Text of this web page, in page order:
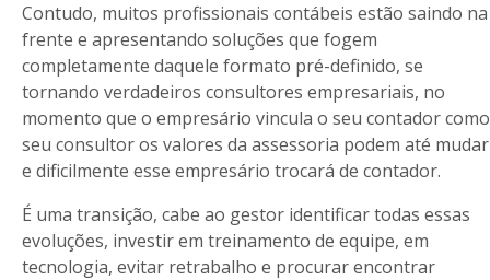
Contudo, muitos profissionais contábeis estão saindo na
frente e apresentando soluções que fogem
completamente daquele formato pré-definido, se
tornando verdadeiros consultores empresariais, no
momento que o empresário vincula o seu contador como
seu consultor os valores da assessoria podem até mudar
e dificilmente esse empresário trocará de contador.
É uma transição, cabe ao gestor identificar todas essas
evoluções, investir em treinamento de equipe, em
tecnologia, evitar retrabalho e procurar encontrar